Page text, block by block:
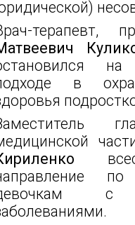
терапевт,
на
в
с